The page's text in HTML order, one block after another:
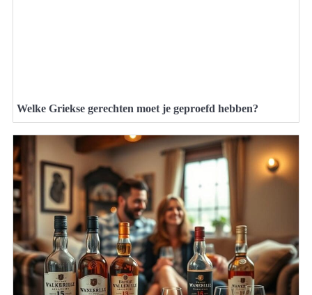
Welke Griekse gerechten moet je geproefd hebben?